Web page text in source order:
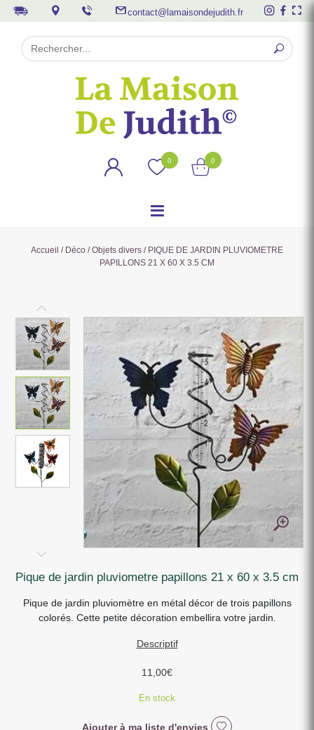
contact@lamaisondejudith.fr
0 0
Accueil / Déco /Objets divers / PIQUE DE JARDIN PLUVIOMETRE
PAPILLONS 21 X 60 X 3.5 CM
pique de jardin pluviometre papillons 21 x 60 x 3.5 cm
Pique de jardin pluviomètre en métal décor de trois papillons
colorés. Cette petite décoration embellira votre jardin.
Descriptif
11,00€
En stock
Ajouter à ma liste d'envies